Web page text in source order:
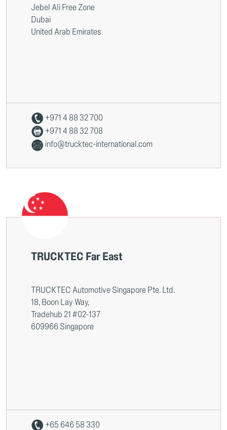
Jebel Ali Free Zone
Dubai
United Arab Emirates
+971 4 88 32 700
+971 4 88 32 708
info@trucktec-international.com
TRUCKTEC Far East
TRUCKTEC Automotive Singapore Pte. Ltd.
18, Boon Lay Way,
Tradehub 21 #02-137
609966 Singapore
+65 646 58 330